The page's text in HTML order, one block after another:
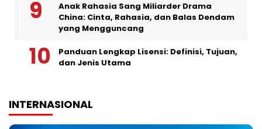
Anak Rahasia Sang Miliarder Drama
China: Cinta, Rahasia, dan Balas Dendam
yang Mengguncang
Panduan Lengkap Lisensi: Definisi, Tujuan,
dan Jenis Utama
INTERNASIONAL